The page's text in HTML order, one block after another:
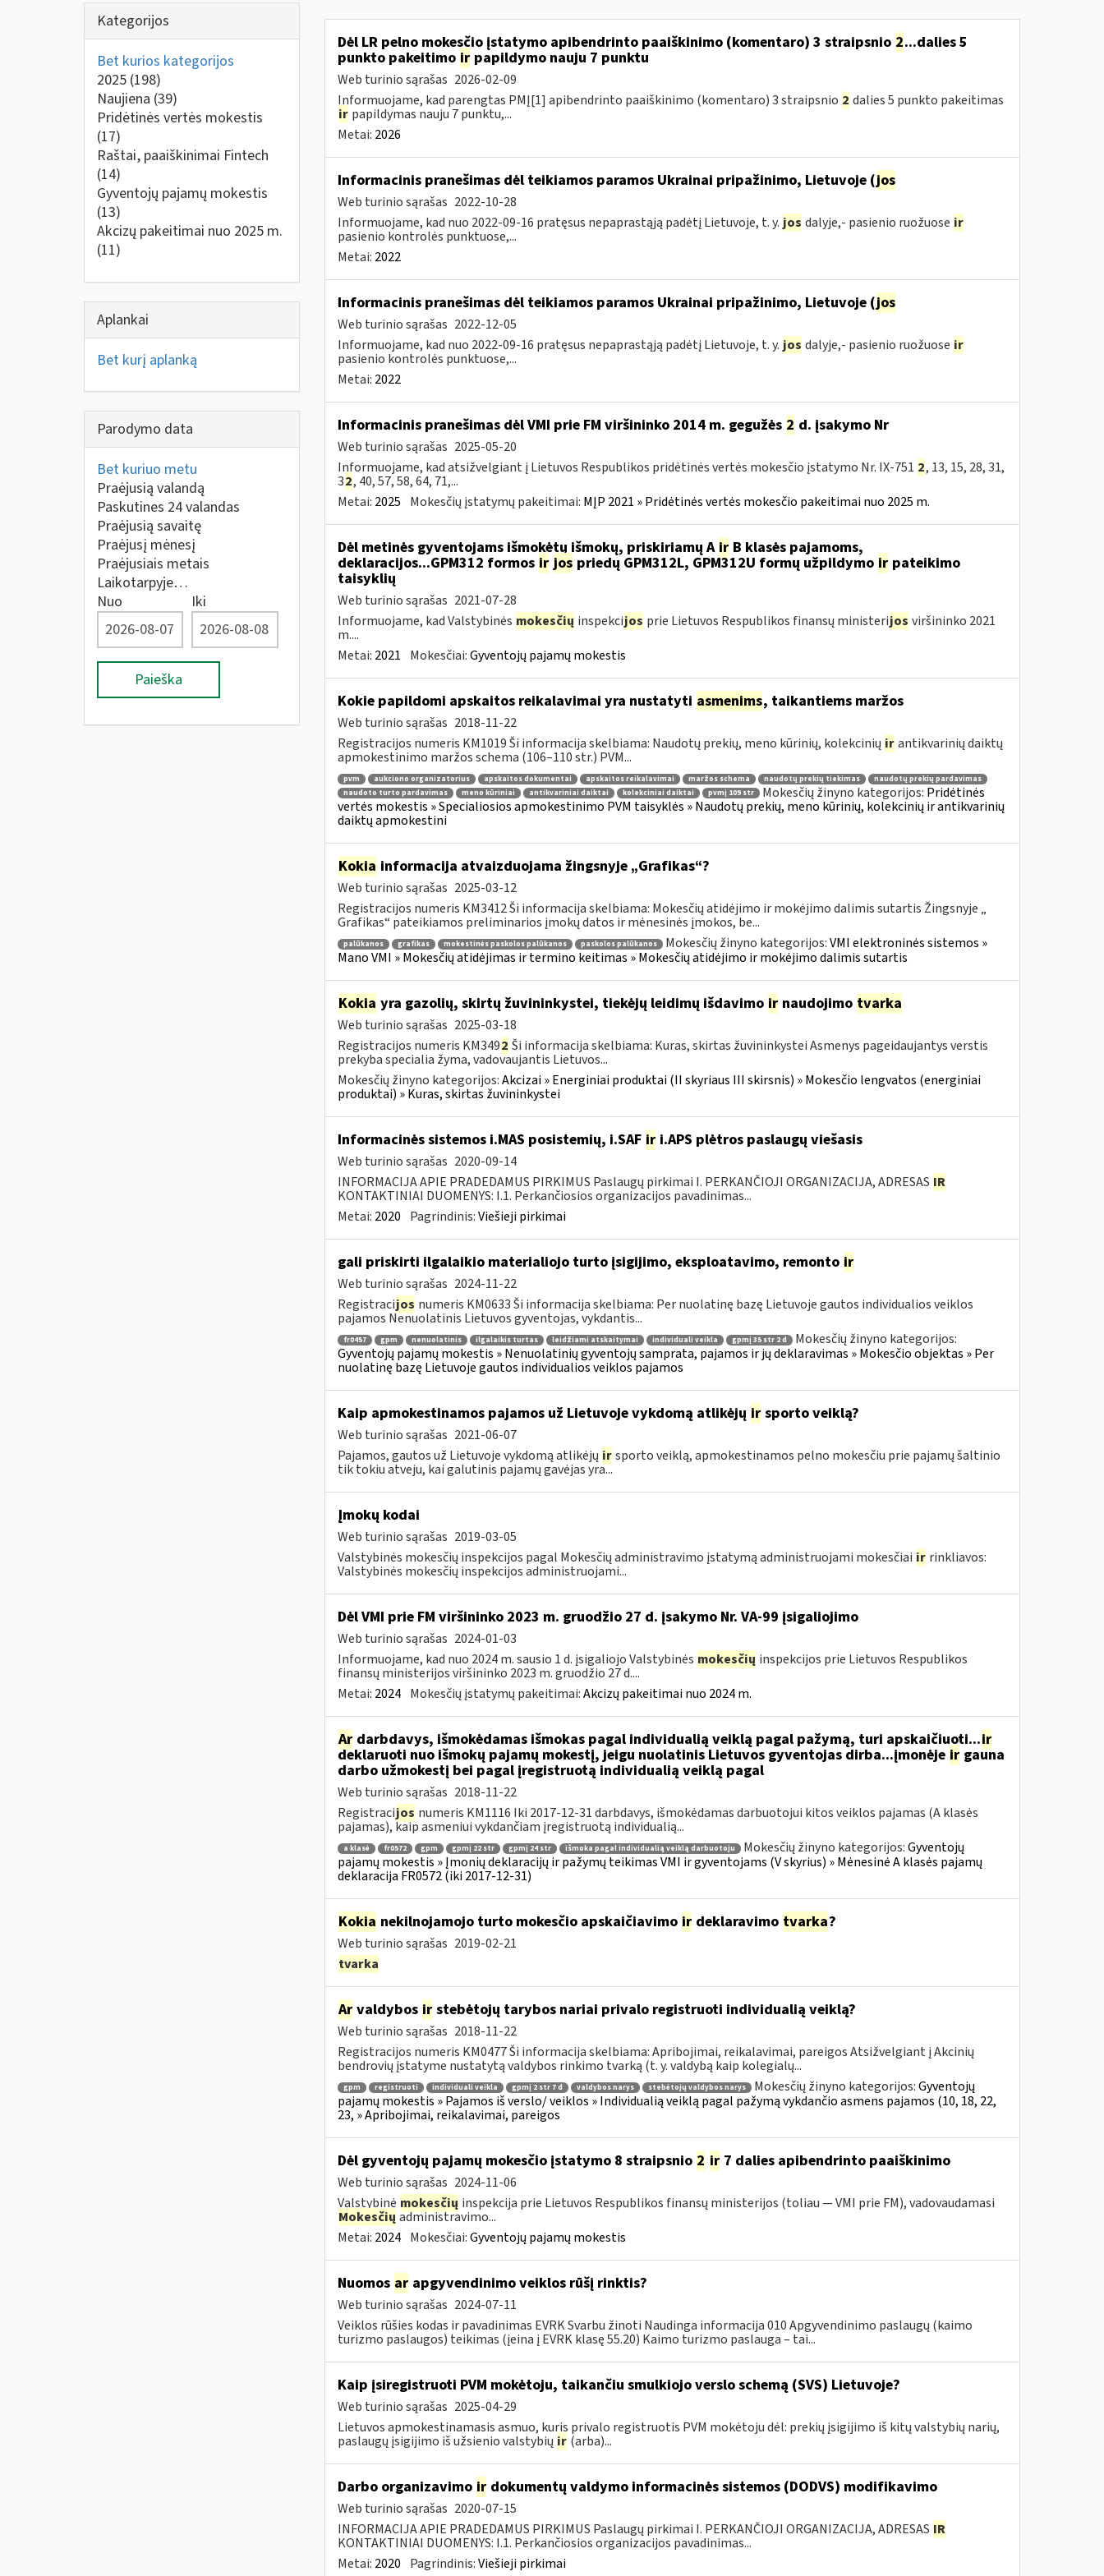
Kategorijos
Bet kurios kategorijos
2025 (198)
Naujiena (39)
Pridėtinės vertės mokestis
(17)
Raštai, paaiškinimai Fintech
(14)
Gyventojų pajamų mokestis
(13)
Akcizų pakeitimai nuo 2025 m.
(11)
Aplankai
Bet kurį aplanką
Parodymo data
Bet kuriuo metu
Praėjusią valandą
Paskutines 24 valandas
Praėjusią savaitę
Praėjusį mėnesį
Praėjusiais metais
Laikotarpyje…
Nuo
Iki
Paieška
Dėl LR pelno mokesčio įstatymo apibendrinto paaiškinimo (komentaro) 3 straipsnio 2...dalies 5
punkto pakeitimo irpapildymo nauju 7 punktu
Web turinio sąrašas 2026-02-09
Informuojame, kad parengtas PMĮ[1] apibendrinto paaiškinimo (komentaro) 3 straipsnio 2 dalies 5 punkto pakeitimas
ir papildymas nauju 7 punktu,...
Metai: 2026
Informacinis pranešimas dėl teikiamos paramos Ukrainai pripažinimo, Lietuvoje (jos
Web turinio sąrašas 2022-10-28
Informuojame, kad nuo 2022-09-16 pratęsus nepaprastąją padėtį Lietuvoje, t. y. jos dalyje,- pasienio ruožuose ir
pasienio kontrolės punktuose,...
Metai: 2022
Informacinis pranešimas dėl teikiamos paramos Ukrainai pripažinimo, Lietuvoje (jos
Web turinio sąrašas 2022-12-05
Informuojame, kad nuo 2022-09-16 pratęsus nepaprastąją padėtį Lietuvoje, t. y. jos dalyje,- pasienio ruožuose ir
pasienio kontrolės punktuose,...
Metai: 2022
Informacinis pranešimas dėl VMI prie FM viršininko 2014 m. gegužės 2 d. įsakymo Nr
Web turinio sąrašas 2025-05-20
Informuojame, kad atsižvelgiant į Lietuvos Respublikos pridėtinės vertės mokesčio įstatymo Nr. IX-751 2, 13, 15, 28, 31,
32, 40, 57, 58, 64, 71,...
Metai: 2025 Mokesčių įstatymų pakeitimai: MĮP 2021 » Pridėtinės vertės mokesčio pakeitimai nuo 2025 m.
Dėl metinės gyventojams išmokėtų išmokų, priskiriamų A irB klasės pajamoms,
deklaracijos...GPM312 formos ir jos priedų GPM312L, GPM312U formų užpildymo irpateikimo
taisyklių
Web turinio sąrašas 2021-07-28
Informuojame, kad Valstybinės mokesčių inspekcijos prie Lietuvos Respublikos finansų ministerijos viršininko 2021
m....
Metai: 2021 Mokesčiai:Gyventojų pajamų mokestis
Kokie papildomi apskaitos reikalavimai yra nustatyti asmenims, taikantiems maržos
Web turinio sąrašas 2018-11-22
Registracijos numeris KM1019 Ši informacija skelbiama: Naudotų prekių, meno kūrinių, kolekcinių ir antikvarinių daiktų
apmokestinimo maržos schema (106–110 str.) PVM...
pvm aukciono organizatorius apskaitos dokumentai apskaitos reikalavimai maržos schema naudotų prekių tiekimas
naudotų prekių pardavimas
naudoto turto pardavimas
meno kūriniai antikvariniai daiktai kolekciniai daiktai pvmį 109 str Mokesčių žinyno kategorijos: Pridėtinės
vertės mokestis » Specialiosios apmokestinimo PVM taisyklės » Naudotų prekių, meno kūrinių, kolekcinių ir antikvarinių
daiktų apmokestini
Kokia informacija atvaizduojama žingsnyje „Grafikas“?
Web turinio sąrašas 2025-03-12
Registracijos numeris KM3412 Ši informacija skelbiama: Mokesčių atidėjimo ir mokėjimo dalimis sutartis Žingsnyje „
Grafikas“ pateikiamos preliminarios įmokų datos ir mėnesinės įmokos, be...
palūkanos grafikas mokestinės paskolos palūkanos paskolos palūkanos Mokesčių žinyno kategorijos:VMI elektroninės sistemos »
Mano VMI » Mokesčių atidėjimas ir termino keitimas » Mokesčių atidėjimo ir mokėjimo dalimis sutartis
Kokia yra gazolių, skirtų žuvininkystei, tiekėjų leidimų išdavimo irnaudojimo tvarka
Web turinio sąrašas 2025-03-18
Registracijos numeris KM3492 Ši informacija skelbiama: Kuras, skirtas žuvininkystei Asmenys pageidaujantys verstis
prekyba specialia žyma, vadovaujantis Lietuvos...
Mokesčių žinyno kategorijos:Akcizai » Energiniai produktai (II skyriaus III skirsnis) » Mokesčio lengvatos (energiniai
produktai) » Kuras, skirtas žuvininkystei
Informacinės sistemos i.MAS posistemių, i.SAF iri.APS plėtros paslaugų viešasis
Web turinio sąrašas 2020-09-14
INFORMACIJA APIE PRADEDAMUS PIRKIMUS Paslaugų pirkimai I. PERKANČIOJI ORGANIZACIJA, ADRESAS IR
KONTAKTINIAI DUOMENYS: I.1. Perkančiosios organizacijos pavadinimas...
Metai: 2020 Pagrindinis:Viešieji pirkimai
gali priskirti ilgalaikio materialiojo turto įsigijimo, eksploatavimo, remonto ir
Web turinio sąrašas 2024-11-22
Registracijos numeris KM0633 Ši informacija skelbiama: Per nuolatinę bazę Lietuvoje gautos individualios veiklos
pajamos Nenuolatinis Lietuvos gyventojas, vykdantis...
fr0457 gpm nenuolatinis ilgalaikis turtas leidžiami atskaitymai individuali veikla gpmį 35 str 2 d
Mokesčių žinyno kategorijos:
Gyventojų pajamų mokestis » Nenuolatinių gyventojų samprata, pajamos ir jų deklaravimas » Mokesčio objektas » Per
nuolatinę bazę Lietuvoje gautos individualios veiklos pajamos
Kaip apmokestinamos pajamos už Lietuvoje vykdomą atlikėjų irsporto veiklą?
Web turinio sąrašas 2021-06-07
Pajamos, gautos už Lietuvoje vykdomą atlikėjų ir sporto veiklą, apmokestinamos pelno mokesčiu prie pajamų šaltinio
tik tokiu atveju, kai galutinis pajamų gavėjas yra...
Įmokų kodai
Web turinio sąrašas 2019-03-05
Valstybinės mokesčių inspekcijos pagal Mokesčių administravimo įstatymą administruojami mokesčiai ir rinkliavos:
Valstybinės mokesčių inspekcijos administruojami...
Dėl VMI prie FM viršininko 2023 m. gruodžio 27 d. įsakymo Nr. VA-99 įsigaliojimo
Web turinio sąrašas 2024-01-03
Informuojame, kad nuo 2024 m. sausio 1 d. įsigaliojo Valstybinės mokesčių inspekcijos prie Lietuvos Respublikos
finansų ministerijos viršininko 2023 m. gruodžio 27 d....
Metai: 2024 Mokesčių įstatymų pakeitimai:Akcizų pakeitimai nuo 2024 m.
Ardarbdavys, išmokėdamas išmokas pagal individualią veiklą pagal pažymą, turi apskaičiuoti...ir
deklaruoti nuo išmokų pajamų mokestį, jeigu nuolatinis Lietuvos gyventojas dirba...įmonėje irgauna
darbo užmokestį bei pagal įregistruotą individualią veiklą pagal
Web turinio sąrašas 2018-11-22
Registracijos numeris KM1116 Iki 2017-12-31 darbdavys, išmokėdamas darbuotojui kitos veiklos pajamas (A klasės
pajamas), kaip asmeniui vykdančiam įregistruotą individualią...
a klasė fr0572 gpm gpmį 22 str gpmį 24 str išmoka pagal individualią veiklą darbuotoju Mokesčių žinyno kategorijos:Gyventojų
pajamų mokestis » Įmonių deklaracijų ir pažymų teikimas VMI ir gyventojams (V skyrius) » Mėnesinė A klasės pajamų
deklaracija FR0572 (iki 2017-12-31)
Kokia nekilnojamojo turto mokesčio apskaičiavimo irdeklaravimo tvarka?
Web turinio sąrašas 2019-02-21
tvarka
Arvaldybos irstebėtojų tarybos nariai privalo registruoti individualią veiklą?
Web turinio sąrašas 2018-11-22
Registracijos numeris KM0477 Ši informacija skelbiama: Apribojimai, reikalavimai, pareigos Atsižvelgiant į Akcinių
bendrovių įstatyme nustatytą valdybos rinkimo tvarką (t. y. valdybą kaip kolegialų...
gpm registruoti individuali veikla gpmį 2 str 7 d valdybos narys stebėtojų valdybos narys Mokesčių žinyno kategorijos:Gyventojų
pajamų mokestis » Pajamos iš verslo/ veiklos » Individualią veiklą pagal pažymą vykdančio asmens pajamos (10, 18, 22,
23, » Apribojimai, reikalavimai, pareigos
Dėl gyventojų pajamų mokesčio įstatymo 8 straipsnio 2 ir7 dalies apibendrinto paaiškinimo
Web turinio sąrašas 2024-11-06
Valstybinė mokesčių inspekcija prie Lietuvos Respublikos finansų ministerijos (toliau — VMI prie FM), vadovaudamasi
Mokesčių administravimo...
Metai: 2024 Mokesčiai:Gyventojų pajamų mokestis
Nuomos arapgyvendinimo veiklos rūšį rinktis?
Web turinio sąrašas 2024-07-11
Veiklos rūšies kodas ir pavadinimas EVRK Svarbu žinoti Naudinga informacija 010 Apgyvendinimo paslaugų (kaimo
turizmo paslaugos) teikimas (įeina į EVRK klasę 55.20) Kaimo turizmo paslauga – tai...
Kaip įsiregistruoti PVM mokėtoju, taikančiu smulkiojo verslo schemą (SVS) Lietuvoje?
Web turinio sąrašas 2025-04-29
Lietuvos apmokestinamasis asmuo, kuris privalo registruotis PVM mokėtoju dėl: prekių įsigijimo iš kitų valstybių narių,
paslaugų įsigijimo iš užsienio valstybių ir (arba)...
Darbo organizavimo irdokumentų valdymo informacinės sistemos (DODVS) modifikavimo
Web turinio sąrašas 2020-07-15
INFORMACIJA APIE PRADEDAMUS PIRKIMUS Paslaugų pirkimai I. PERKANČIOJI ORGANIZACIJA, ADRESAS IR
KONTAKTINIAI DUOMENYS: I.1. Perkančiosios organizacijos pavadinimas...
Metai: 2020 Pagrindinis:Viešieji pirkimai